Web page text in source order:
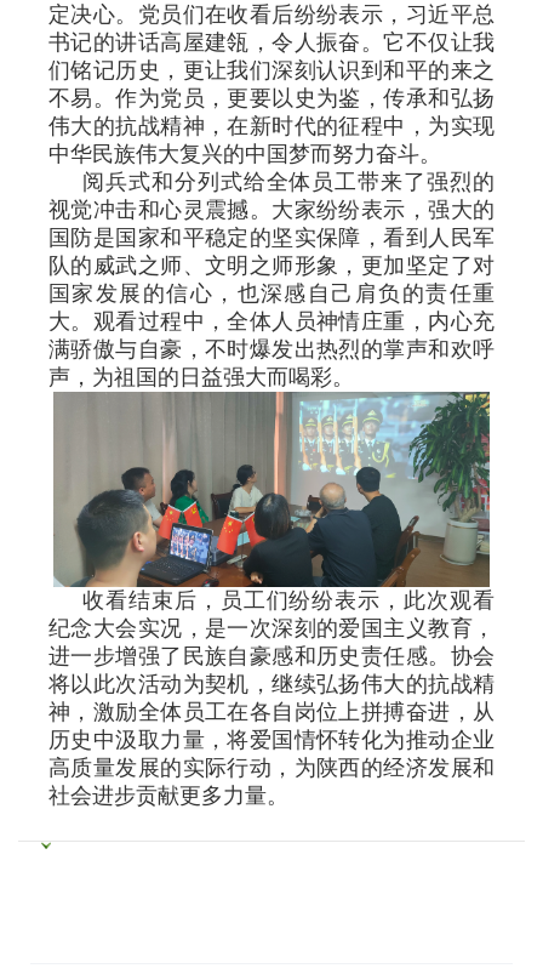
定决心。党员们在收看后纷纷表示，习近平总
书记的讲话高屋建瓴，令人振奋。它不仅让我
们铭记历史，更让我们深刻认识到和平的来之
不易。作为党员，更要以史为鉴，传承和弘扬
伟大的抗战精神，在新时代的征程中，为实现
中华民族伟大复兴的中国梦而努力奋斗。
阅兵式和分列式给全体员工带来了强烈的
视觉冲击和心灵震撼。大家纷纷表示，强大的
国防是国家和平稳定的坚实保障，看到人民军
队的威武之师、文明之师形象，更加坚定了对
国家发展的信心，也深感自己肩负的责任重
大。观看过程中，全体人员神情庄重，内心充
满骄傲与自豪，不时爆发出热烈的掌声和欢呼
声，为祖国的日益强大而喝彩。
收看结束后，员工们纷纷表示，此次观看
纪念大会实况，是一次深刻的爱国主义教育，
进一步增强了民族自豪感和历史责任感。协会
将以此次活动为契机，继续弘扬伟大的抗战精
神，激励全体员工在各自岗位上拼搏奋进，从
历史中汲取力量，将爱国情怀转化为推动企业
高质量发展的实际行动，为陕西的经济发展和
社会进步贡献更多力量。